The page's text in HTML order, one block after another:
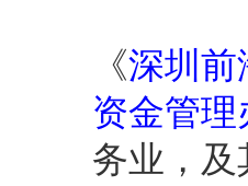
《深圳前
资金管理
务业，